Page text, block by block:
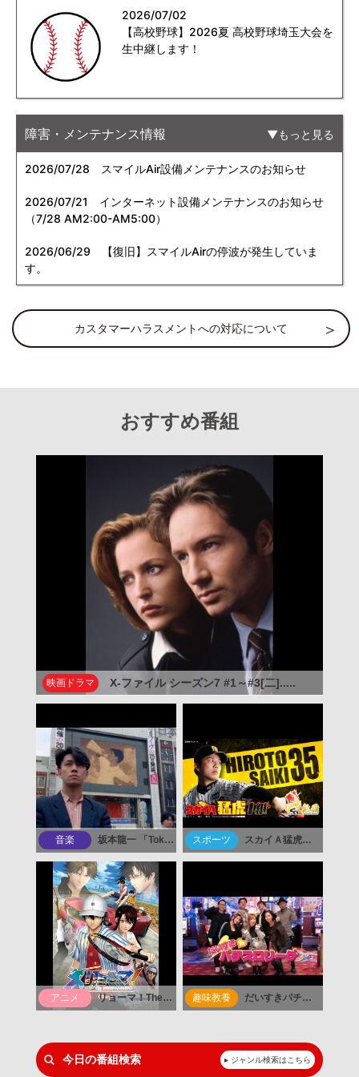
2026/07/02
【高校野球】2026夏 高校野球埼玉大会を
生中継します！
障害・メンテナンス情報 もっと見る
2026/07/28 スマイルAir設備メンテナンスのお知らせ
2026/07/21
インターネット設備メンテナンスのお知らせ
（7/28 AM2:00-AM5:00）
2026/06/29 【復旧】スマイルAirの停波が発生していま
す。
カスタマーハラスメントへの対応について
おすすめ番組